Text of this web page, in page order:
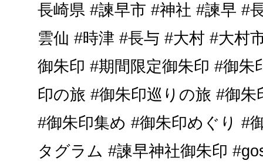
長崎県 #諫早市 #神社 #諫早 #
雲仙 #時津 #長与 #大村 #大村
御朱印 #期間限定御朱印 #御朱
印の旅 #御朱印巡りの旅 #御
#御朱印集め #御朱印めぐり #
タグラム #諫早神社御朱印